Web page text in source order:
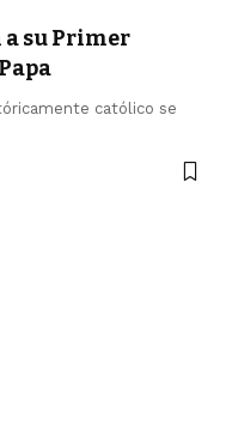
a su Primer
católico se